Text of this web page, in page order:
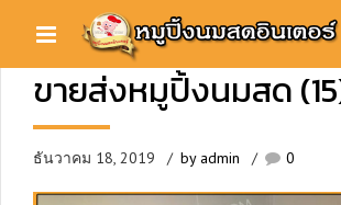
ขายส่งหมูปิ้งนมสด
ธันวาคม 18, 2019 by admin 0